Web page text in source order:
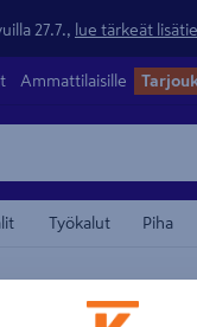
27.7., lue tärkeät
Ammattilaisille
Työkalut Piha